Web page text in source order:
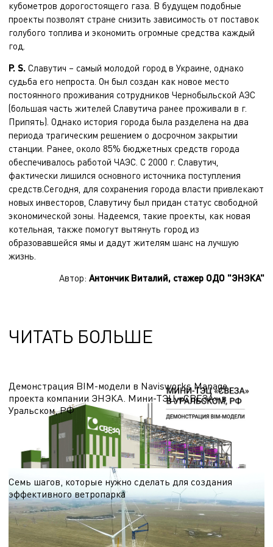
кубометров дорогостоящего газа. В будущем подобные
проекты позволят стране снизить зависимость от поставок
голубого топлива и экономить огромные средства каждый
год.
P. S. Славутич – самый молодой город в Украине, однако
судьба его непроста. Он был создан как новое место
постоянного проживания сотрудников Чернобыльской АЭС
(большая часть жителей Славутича ранее проживали в г.
Припять). Однако история города была разделена на два
периода трагическим решением о досрочном закрытии
станции. Ранее, около 85% бюджетных средств города
обеспечивалось работой ЧАЭС. С 2000 г. Славутич,
фактически лишился основного источника поступления
средств.Сегодня, для сохранения города власти привлекают
новых инвесторов, Славутичу был придан статус свободной
экономической зоны. Надеемся, такие проекты, как новая
котельная, также помогут вытянуть город из
образовавшейся ямы и дадут жителям шанс на лучшую
жизнь.
Автор: Антончик Виталий, стажер ОДО "ЭНЭКА"
ЧИТАТЬ БОЛЬШЕ
Демонстрация BIM-модели в Navisworks Manage
проекта компании ЭНЭКА. Мини-ТЭЦ «СВЕЗА» в
Уральском, РФ
В видео показано здание Мини-ТЭЦ с выработкой электрической и тепловой
энергии для деревообрабатывающего комбината «СВЕЗА» в Уральском, РФ
23.10.2024
Семь шагов, которые нужно сделать для создания
эффективного ветропарка
Первый шаг. Проведение скрининга (выбора) потенциальных площадок для
проектирования ветроэнергетической станции (ВЭС)
19.10.2024